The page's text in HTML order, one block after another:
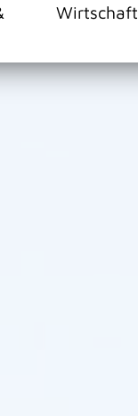
Wirtschaft